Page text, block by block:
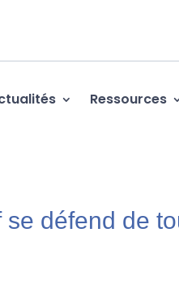
Ressources
défend de